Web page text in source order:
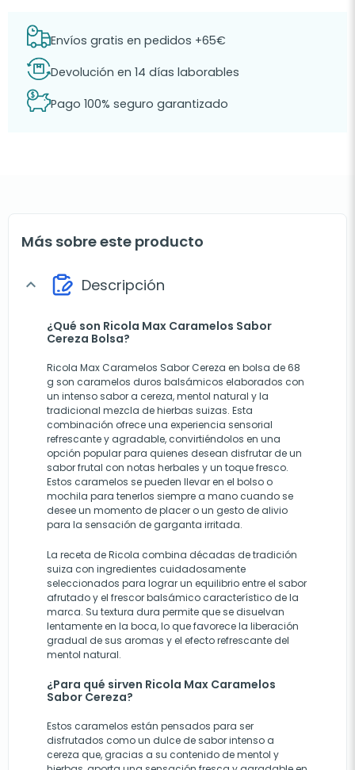
Envíos gratis en pedidos +65€
Devolución en 14 días laborables
Pago 100% seguro garantizado
Más sobre este producto
expand_more Descripción
¿Qué son Ricola Max Caramelos Sabor
Cereza Bolsa?
Ricola Max Caramelos Sabor Cereza en bolsa de 68
g son caramelos duros balsámicos elaborados con
un intenso sabor a cereza, mentol natural y la
tradicional mezcla de hierbas suizas. Esta
combinación ofrece una experiencia sensorial
refrescante y agradable, convirtiéndolos en una
opción popular para quienes desean disfrutar de un
sabor frutal con notas herbales y un toque fresco.
Estos caramelos se pueden llevar en el bolso o
mochila para tenerlos siempre a mano cuando se
desee un momento de placer o un gesto de alivio
para la sensación de garganta irritada.
La receta de Ricola combina décadas de tradición
suiza con ingredientes cuidadosamente
seleccionados para lograr un equilibrio entre el sabor
afrutado y el frescor balsámico característico de la
marca. Su textura dura permite que se disuelvan
lentamente en la boca, lo que favorece la liberación
gradual de sus aromas y el efecto refrescante del
mentol natural.
¿Para qué sirven Ricola Max Caramelos
Sabor Cereza?
Estos caramelos están pensados para ser
disfrutados como un dulce de sabor intenso a
cereza que, gracias a su contenido de mentol y